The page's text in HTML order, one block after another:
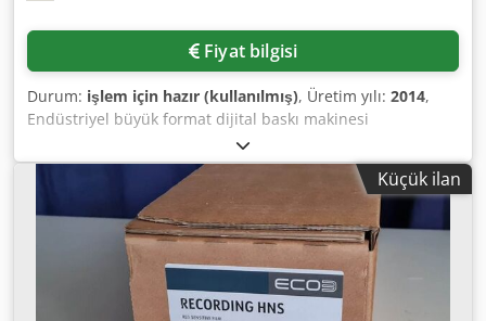
Fiyat bilgisi
Durum: işlem için hazır (kullanılmış), Üretim yılı: 2014,
Endüstriyel büyük format dijital baskı makinesi
sunulmaktadır. Maksimum baskı alanı: 3020mm x
2020mm, basınçlı hava ihtiyacı: 7-10 bar (100-150 PSI), kısa
devre dayanımı: 10kA, kontrol: PLC. UV kürleme sistemi ve
vakum tablası ile donatılmıştır. Ağırlık: yaklaşık 3750kg,
toplam ölçüler X/Y/Z: yaklaşık 5950mm/2900mm/1550mm.
Görüş mümkündür, randevu ile. Cjdpfx Aszcfibsqvjha
Küçük ilan